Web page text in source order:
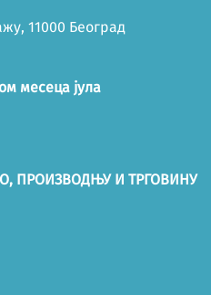
11000 Београд
месеца јула
ПРОИЗВОДЊУ И ТРГОВИНУ